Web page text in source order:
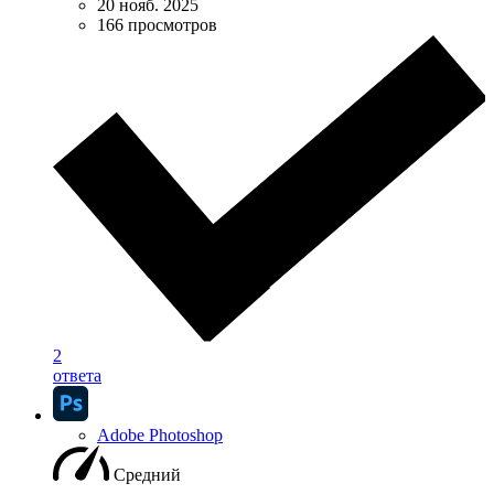
20 нояб. 2025
166 просмотров
2
ответа
Adobe Photoshop
Средний